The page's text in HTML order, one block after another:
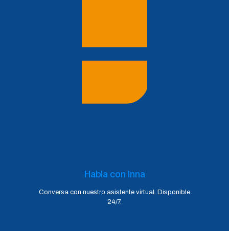
Habla con Inna
Conversa con nuestro asistente virtual. Disponible
24/7.